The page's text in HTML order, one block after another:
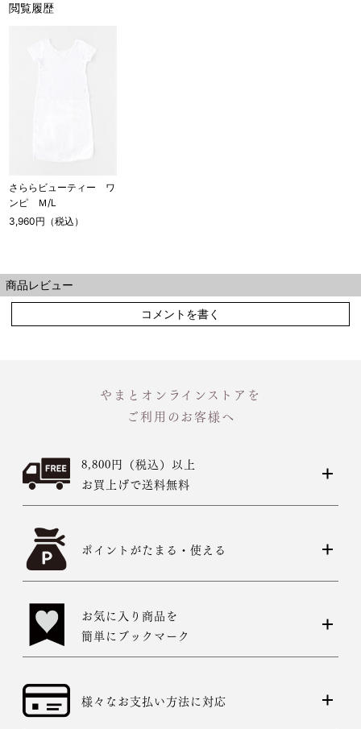
閲覧履歴
さららビューティー ワ
ンピ Ｍ/L
3,960円（税込）
商品レビュー
コメントを書く
やまとオンラインストアを
ご利用のお客様へ
8,800円（税込）以上
お買上げで送料無料
ポイントがたまる・使える
お気に入り商品を
簡単にブックマーク
様々なお支払い方法に対応